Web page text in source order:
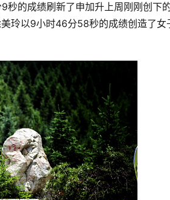
秒的成绩刷新了申加升上周刚刚创下
玲以9小时46分58秒的成绩创造了女